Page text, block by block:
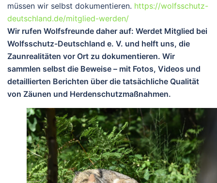
müssen wir selbst dokumentieren. https://wolfsschutz-
deutschland.de/mitglied-werden/
Wir rufen Wolfsfreunde daher auf: Werdet Mitglied bei
Wolfsschutz-Deutschland e. V. und helft uns, die
Zaunrealitäten vor Ort zu dokumentieren. Wir
sammlen selbst die Beweise – mit Fotos, Videos und
detaillierten Berichten über die tatsächliche Qualität
von Zäunen und Herdenschutzmaßnahmen.